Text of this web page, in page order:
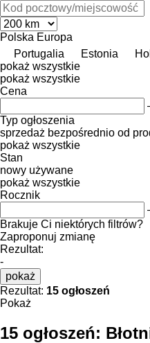
Polska Europa
Portugalia
Estonia
pokaż wszystkie
pokaż wszystkie
Cena
Typ ogłoszenia
sprzedaż bezpośrednio od
pokaż wszystkie
Stan
nowy używane
pokaż wszystkie
Rocznik
Brakuje Ci niektórych filtrów?
Zaproponuj zmianę
Rezultat:
-
pokaż
Rezultat: 15 ogłoszeń
Pokaż
15 ogłoszeń: